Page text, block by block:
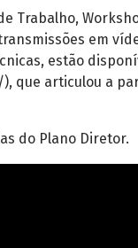
Trabalho,
em
estão
que articulou a
do Plano Diretor.